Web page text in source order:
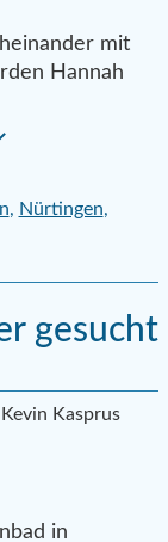
mit
Hannah
, Nürtingen,
gesucht
Kasprus
in